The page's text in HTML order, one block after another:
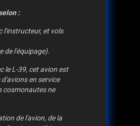
:
l'instructeur, et vols
de l'équipage).
le L-39, cet avion est
en service
cosmonautes ne
de l'avion, de la